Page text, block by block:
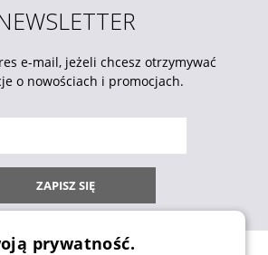
e-mail, jeżeli chcesz otrzymywać
o nowościach i promocjach.
ZAPISZ SIĘ
prywatność.